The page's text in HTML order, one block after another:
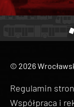
© 2026
Regulamin
Współpraca i